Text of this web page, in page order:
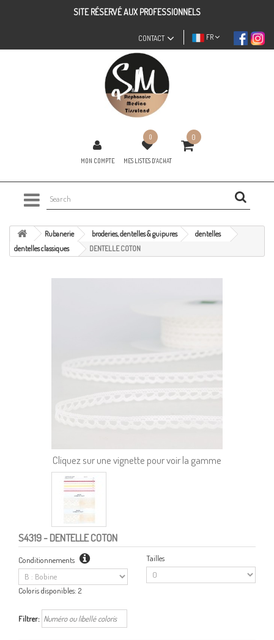
SITE RÉSERVÉ AUX PROFESSIONNELS
FR
CONTACT
MON COMPTE
0
MES LISTES D'ACHAT
0
Rubanerie broderies, dentelles & guipures
dentelles
dentelles classiques
DENTELLE COTON
Cliquez sur une vignette pour voir la gamme
S4319- DENTELLE COTON
Conditionnements Tailles
Coloris disponibles: 2
Filtrer: